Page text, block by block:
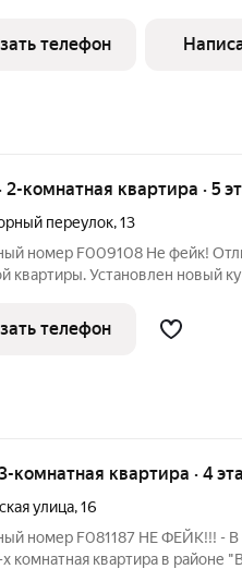
нет,все
был сделан
телефон
· 2-комнатная квартира · 5
переулок,13
фейк! Отличный вариант 2-
квартиры. Установлен новый
платежах и пользоваться
вне зависимости от
телефон
3-комнатная квартира · 4
улица,16
- В продаже просторная,
комнатная квартира в районе